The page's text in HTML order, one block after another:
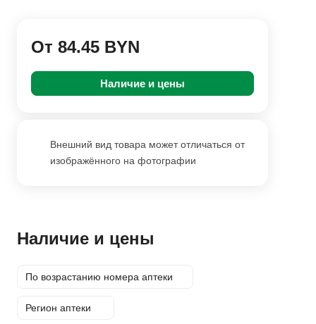
От 84.45 BYN
Наличие и цены
Внешний вид товара может отличаться от
изображённого на фотографии
Наличие и цены
По возрастанию номера аптеки
Регион аптеки